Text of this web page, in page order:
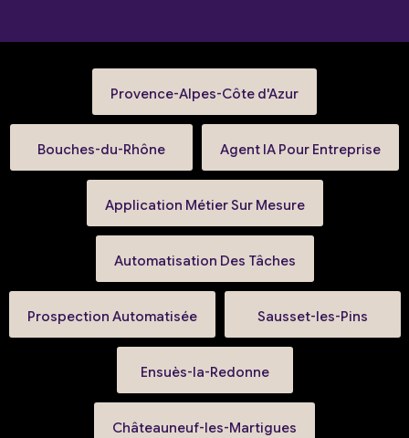
Provence-Alpes-Côte d'Azur
Bouches-du-Rhône Agent IA Pour Entreprise
Application Métier Sur Mesure
Automatisation Des Tâches
Prospection Automatisée Sausset-les-Pins
Ensuès-la-Redonne
Châteauneuf-les-Martigues